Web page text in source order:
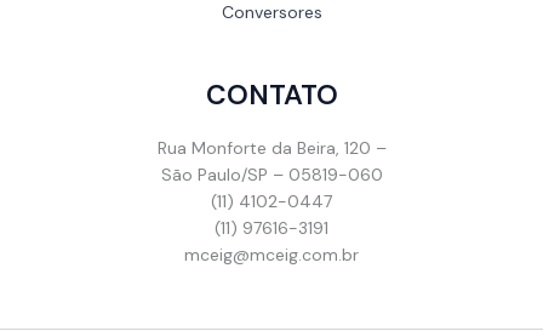
Conversores
CONTATO
Rua Monforte da Beira, 120 –
São Paulo/SP – 05819-060
(11) 4102-0447
(11) 97616-3191
mceig@mceig.com.br